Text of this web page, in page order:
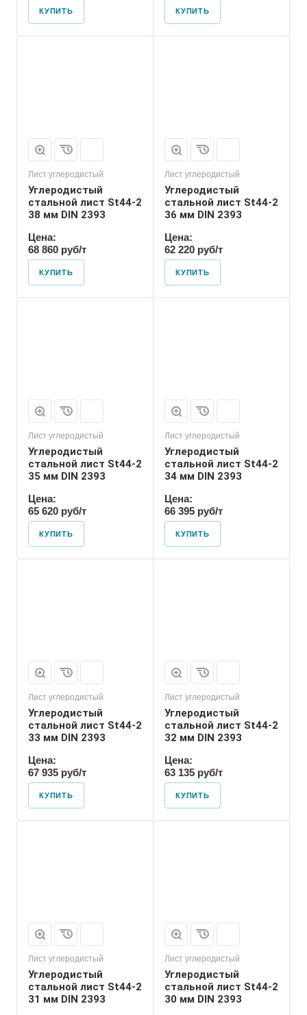
КУПИТЬ КУПИТЬ
Лист углеродистый
Углеродистый
стальной лист St44-2
38 мм DIN 2393
Цена:
68 860 руб/т
КУПИТЬ
Лист углеродистый
Углеродистый
стальной лист St44-2
36 мм DIN 2393
Цена:
62 220 руб/т
КУПИТЬ
Лист углеродистый
Углеродистый
стальной лист St44-2
35 мм DIN 2393
Цена:
65 620 руб/т
КУПИТЬ
Лист углеродистый
Углеродистый
стальной лист St44-2
34 мм DIN 2393
Цена:
66 395 руб/т
КУПИТЬ
Лист углеродистый
Углеродистый
стальной лист St44-2
33 мм DIN 2393
Цена:
67 935 руб/т
КУПИТЬ
Лист углеродистый
Углеродистый
стальной лист St44-2
32 мм DIN 2393
Цена:
63 135 руб/т
КУПИТЬ
Лист углеродистый
Углеродистый
стальной лист St44-2
31 мм DIN 2393
Лист углеродистый
Углеродистый
стальной лист St44-2
30 мм DIN 2393